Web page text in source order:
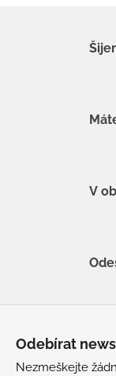
V
Odebírat
Nezmeškejte